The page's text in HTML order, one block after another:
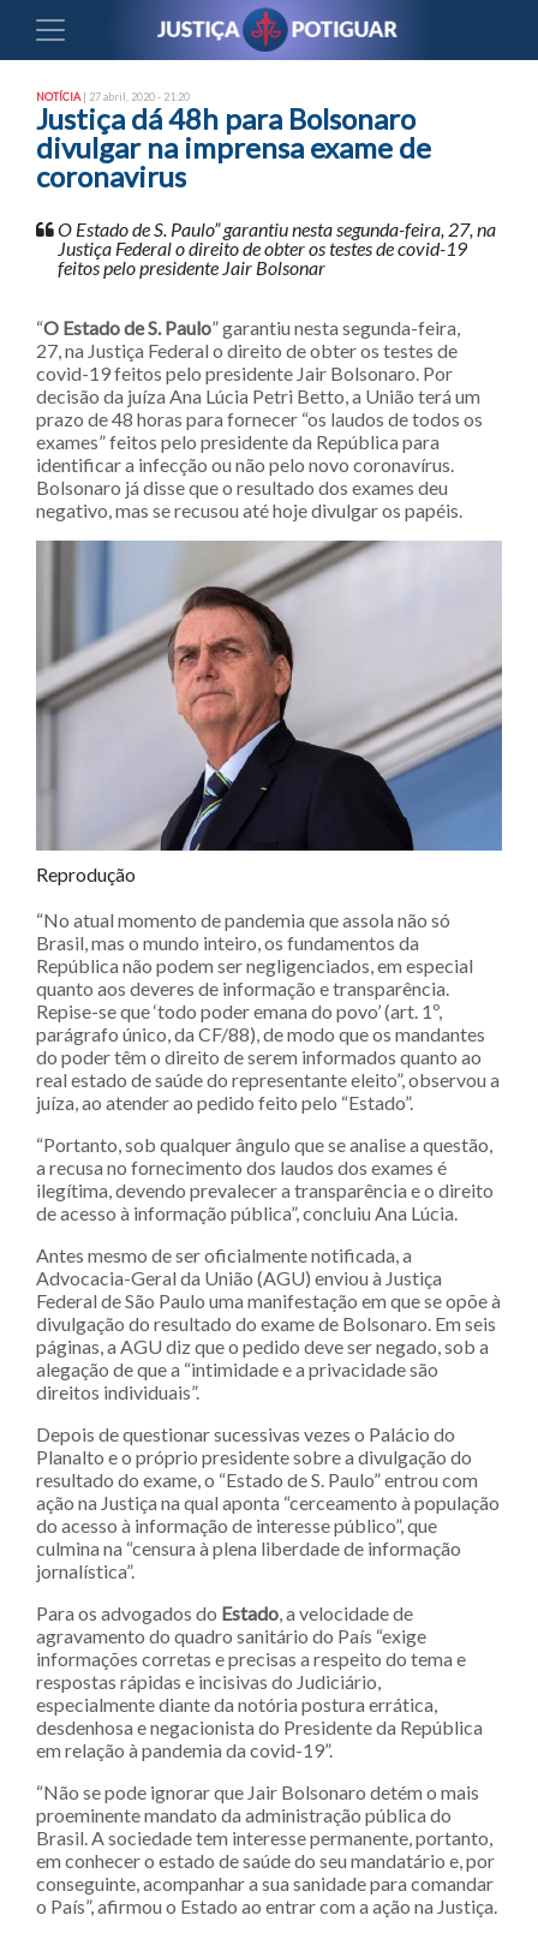
NOTÍCIA | 27 abril, 2020 - 21:20
Justiça dá 48h para Bolsonaro
divulgar na imprensa exame de
coronavirus
O Estado de S. Paulo” garantiu nesta segunda-feira, 27, na
Justiça Federal o direito de obter os testes de covid-19
feitos pelo presidente Jair Bolsonar
“O Estado de S. Paulo” garantiu nesta segunda-feira,
27, na Justiça Federal o direito de obter os testes de
covid-19 feitos pelo presidente Jair Bolsonaro. Por
decisão da juíza Ana Lúcia Petri Betto, a União terá um
prazo de 48 horas para fornecer “os laudos de todos os
exames” feitos pelo presidente da República para
identificar a infecção ou não pelo novo coronavírus.
Bolsonaro já disse que o resultado dos exames deu
negativo, mas se recusou até hoje divulgar os papéis.
Reprodução
“No atual momento de pandemia que assola não só
Brasil, mas o mundo inteiro, os fundamentos da
República não podem ser negligenciados, em especial
quanto aos deveres de informação e transparência.
Repise-se que ‘todo poder emana do povo’ (art. 1º,
parágrafo único, da CF/88), de modo que os mandantes
do poder têm o direito de serem informados quanto ao
real estado de saúde do representante eleito”, observou a
juíza, ao atender ao pedido feito pelo “Estado”.
“Portanto, sob qualquer ângulo que se analise a questão,
a recusa no fornecimento dos laudos dos exames é
ilegítima, devendo prevalecer a transparência e o direito
de acesso à informação pública”, concluiu Ana Lúcia.
Antes mesmo de ser oficialmente notificada, a
Advocacia-Geral da União (AGU) enviou à Justiça
Federal de São Paulo uma manifestação em que se opõe à
divulgação do resultado do exame de Bolsonaro. Em seis
páginas, a AGU diz que o pedido deve ser negado, sob a
alegação de que a “intimidade e a privacidade são
direitos individuais”.
Depois de questionar sucessivas vezes o Palácio do
Planalto e o próprio presidente sobre a divulgação do
resultado do exame, o “Estado de S. Paulo” entrou com
ação na Justiça na qual aponta “cerceamento à população
do acesso à informação de interesse público”, que
culmina na “censura à plena liberdade de informação
jornalística”.
Para os advogados do Estado, a velocidade de
agravamento do quadro sanitário do País “exige
informações corretas e precisas a respeito do tema e
respostas rápidas e incisivas do Judiciário,
especialmente diante da notória postura errática,
desdenhosa e negacionista do Presidente da República
em relação à pandemia da covid-19”.
“Não se pode ignorar que Jair Bolsonaro detém o mais
proeminente mandato da administração pública do
Brasil. A sociedade tem interesse permanente, portanto,
em conhecer o estado de saúde do seu mandatário e, por
conseguinte, acompanhar a sua sanidade para comandar
o País”, afirmou o Estado ao entrar com a ação na Justiça.